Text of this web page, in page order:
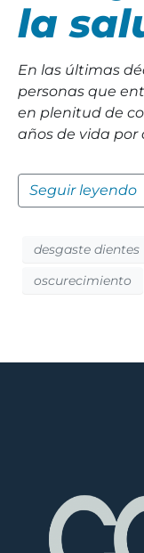
la
En las últimas
personas que
en plenitud de
años de vida por
Seguir leyendo
desgaste dientes
oscurecimiento